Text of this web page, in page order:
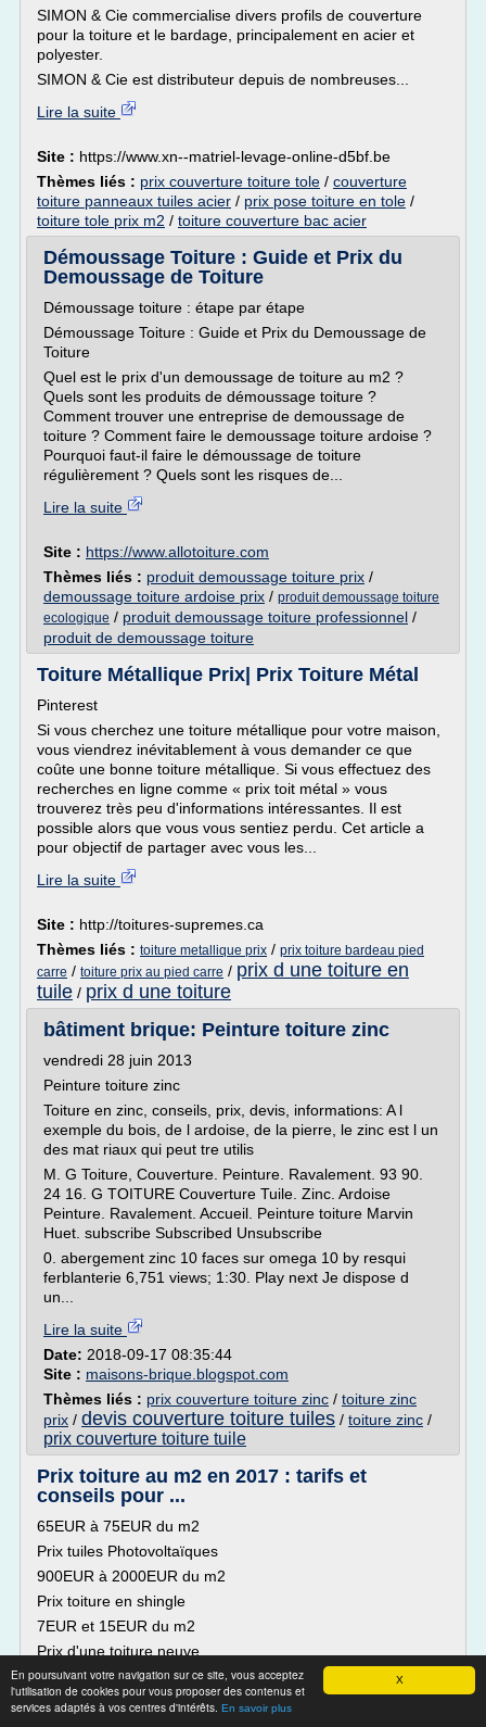
X
En poursuivant votre navigation sur ce site, vous acceptez
l'utilisation de cookies pour vous proposer des contenus et
services adaptés à vos centres d'intérêts. En savoir plus
SIMON & Cie commercialise divers profils de couverture
pour la toiture et le bardage, principalement en acier et
polyester.
SIMON & Cie est distributeur depuis de nombreuses...
Lire la suite
Site : https://www.xn--matriel-levage-online-d5bf.be
Thèmes liés : prix couverture toiture tole / couverture
toiture panneaux tuiles acier / prix pose toiture en tole /
toiture tole prix m2 / toiture couverture bac acier
Démoussage Toiture : Guide et Prix du
Demoussage de Toiture
Démoussage toiture : étape par étape
Démoussage Toiture : Guide et Prix du Demoussage de
Toiture
Quel est le prix d'un demoussage de toiture au m2 ?
Quels sont les produits de démoussage toiture ?
Comment trouver une entreprise de demoussage de
toiture ? Comment faire le demoussage toiture ardoise ?
Pourquoi faut-il faire le démoussage de toiture
régulièrement ? Quels sont les risques de...
Lire la suite
Site : https://www.allotoiture.com
Thèmes liés : produit demoussage toiture prix /
demoussage toiture ardoise prix / produit demoussage toiture
ecologique / produit demoussage toiture professionnel /
produit de demoussage toiture
Toiture Métallique Prix| Prix Toiture Métal
Pinterest
Si vous cherchez une toiture métallique pour votre maison,
vous viendrez inévitablement à vous demander ce que
coûte une bonne toiture métallique. Si vous effectuez des
recherches en ligne comme « prix toit métal » vous
trouverez très peu d'informations intéressantes. Il est
possible alors que vous vous sentiez perdu. Cet article a
pour objectif de partager avec vous les...
Lire la suite
Site : http://toitures-supremes.ca
Thèmes liés : toiture metallique prix / prix toiture bardeau pied
carre / toiture prix au pied carre / prix d une toiture en
tuile / prix d une toiture
bâtiment brique: Peinture toiture zinc
vendredi 28 juin 2013
Peinture toiture zinc
Toiture en zinc, conseils, prix, devis, informations: A l
exemple du bois, de l ardoise, de la pierre, le zinc est l un
des mat riaux qui peut tre utilis
M. G Toiture, Couverture. Peinture. Ravalement. 93 90.
24 16. G TOITURE Couverture Tuile. Zinc. Ardoise
Peinture. Ravalement. Accueil. Peinture toiture Marvin
Huet. subscribe Subscribed Unsubscribe
0. abergement zinc 10 faces sur omega 10 by resqui
ferblanterie 6,751 views; 1:30. Play next Je dispose d
un...
Lire la suite
Date: 2018-09-17 08:35:44
Site : maisons-brique.blogspot.com
Thèmes liés : prix couverture toiture zinc / toiture zinc
prix / devis couverture toiture tuiles / toiture zinc /
prix couverture toiture tuile
Prix toiture au m2 en 2017 : tarifs et
conseils pour ...
65EUR à 75EUR du m2
Prix tuiles Photovoltaïques
900EUR à 2000EUR du m2
Prix toiture en shingle
7EUR et 15EUR du m2
Prix d'une toiture neuve
Le prix de la réalisation d'une toiture traditionnelle dans son
ensemble, charpente et couverture comprise, par un
professionnel, varie de 180EUR à 250EUR du m2.